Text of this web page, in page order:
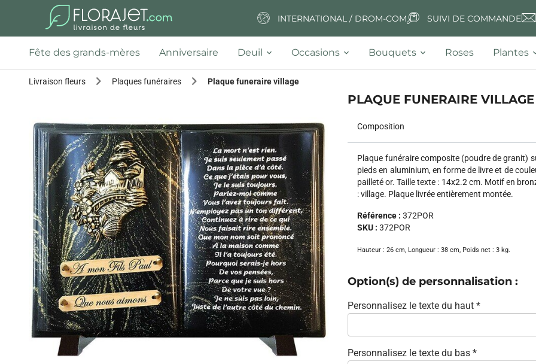
INTERNATIONAL / DROM-COM SUIVI DE COMMANDE
Fête des grands-mères Anniversaire Deuil Occasions Bouquets Roses Plantes
Livraison fleurs Plaques funéraires Plaque funeraire village
Previous
PLAQUE FUNERAIRE VILLAGE
Composition
Plaque funéraire composite (poudre de granit)
pieds en aluminium, en forme de livre et de
pailleté or. Taille texte : 14x2.2 cm. Motif en
: village. Plaque livrée entièrement montée.
Référence : 372POR
SKU : 372POR
Hauteur :26 cm, Longueur :38 cm, Poids net :3 kg.
Option(s) de personnalisation :
Personnalisez le texte du haut
Personnalisez le texte du bas